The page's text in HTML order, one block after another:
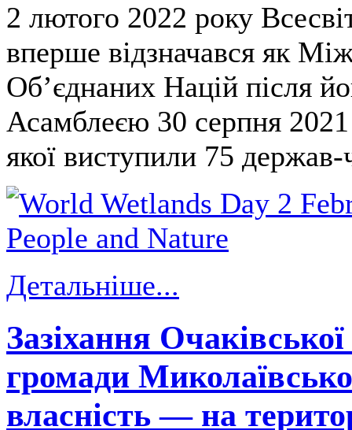
2 лютого 2022 року
вперше відзначався як
Об’єднаних Націй після
Асамблеєю 30 серпня 2021
якої виступили 75 держав-
Детальніше...
Зазіхання
громади
власність — на